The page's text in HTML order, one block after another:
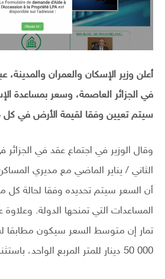
أعلن وزير الإسكان والعمران والمدينة،
سيتم تعيين وفقا لقيمة الأرض في
وقال الوزير في اجتماع عقد في
أن السعر سيتم تحديده وفقا لحالة
المساعدات التي تمنحها الدولة.
تمار إن متوسط ​​السعر سيكون مطابقا
000 50 دينار للمتر المربع الواحد، باستثناء أسعار الأراضي.